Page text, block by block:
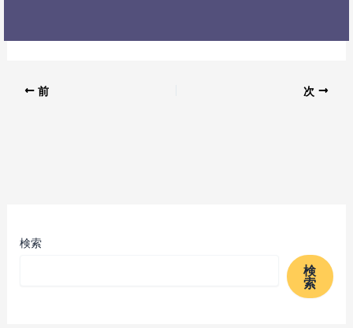
前 次
検索
検
索